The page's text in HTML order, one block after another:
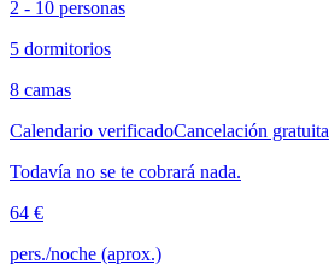
2 - 10 personas
5 dormitorios
8 camas
Calendario verificadoCancelación gratuita
Todavía no se te cobrará nada.
64 €
pers./noche (aprox.)